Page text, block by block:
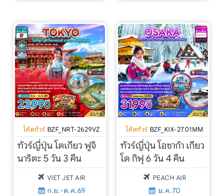
โค้ดทัวร์ BZF_NRT-2629VZ
ทัวร์ญี่ปุ่น โตเกียว ฟูจิ
นาริตะ 5 วัน 3 คืน
VIET JET AIR
ก.ย.-ต.ค.69
โค้ดทัวร์ BZF_KIX-2701MM
ทัวร์ญี่ปุ่น โอซาก้า เกียว
โต กิฟุ 6 วัน 4 คืน
PEACH AIR
ม.ค.70